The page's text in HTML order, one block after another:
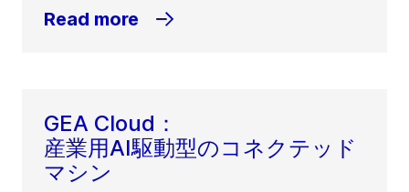
Read more
GEA Cloud：
産業用AI駆動型のコネクテッド
マシン